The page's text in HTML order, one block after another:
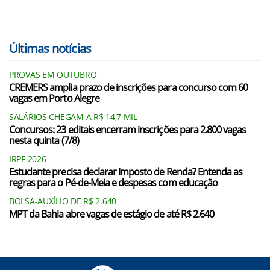
Últimas notícias
PROVAS EM OUTUBRO
CREMERS amplia prazo de inscrições para concurso com 60
vagas em Porto Alegre
SALÁRIOS CHEGAM A R$ 14,7 MIL
Concursos: 23 editais encerram inscrições para 2.800 vagas
nesta quinta (7/8)
IRPF 2026
Estudante precisa declarar Imposto de Renda? Entenda as
regras para o Pé-de-Meia e despesas com educação
BOLSA-AUXÍLIO DE R$ 2.640
MPT da Bahia abre vagas de estágio de até R$ 2.640